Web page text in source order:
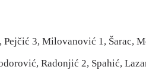
3, Milovanović 1, Šarac,
Radonjić 2, Spahić,